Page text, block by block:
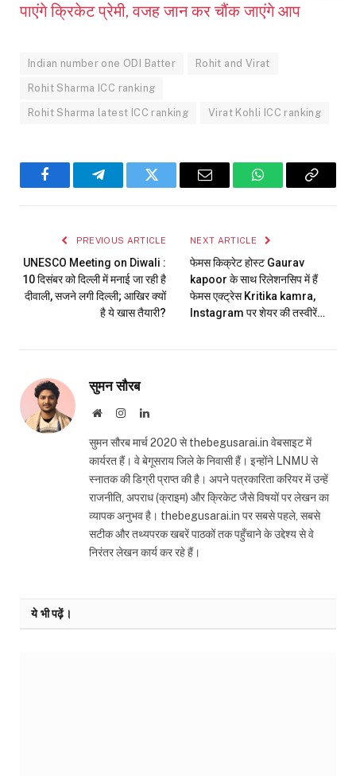
पाएंगे क्रिकेट प्रेमी, वजह जान कर चौंक जाएंगे आप
Indian number one ODI Batter Rohit and Virat
Rohit Sharma ICC ranking
Rohit Sharma latest ICC ranking Virat Kohli ICC ranking
FacebookTelegramTwitter Email WhatsAppCopy
PREVIOUS ARTICLE
UNESCO Meeting on Diwali :
10 दिसंबर को दिल्ली में मनाई जा रही है
दीवाली, सजने लगी दिल्ली; आखिर क्यों
है ये खास तैयारी?
NEXT ARTICLE
फेमस किक्रेट होस्ट Gaurav
kapoor के साथ रिलेशनसिप में हैं
फेमस एक्ट्रेस Kritika kamra,
Instagram पर शेयर की तस्वीरें…
सुमन सौरब
WebsiteInstagramLinkedIn
सुमन सौरब मार्च 2020 से thebegusarai.in वेबसाइट में
कार्यरत हैं। वे बेगूसराय जिले के निवासी हैं। इन्होंने LNMU से
स्नातक की डिग्री प्राप्त की है। अपने पत्रकारिता करियर में उन्हें
राजनीति, अपराध (क्राइम) और क्रिकेट जैसे विषयों पर लेखन का
व्यापक अनुभव है। thebegusarai.in पर सबसे पहले, सबसे
सटीक और तथ्यपरक खबरें पाठकों तक पहुँचाने के उद्देश्य से वे
निरंतर लेखन कार्य कर रहे हैं।
ये भी पढ़ें।